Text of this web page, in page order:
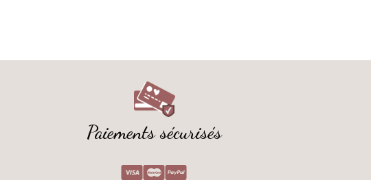
Paiements sécurisés